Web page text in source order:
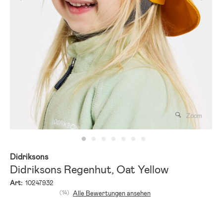
Zoom
Didriksons
Didriksons Regenhut, Oat Yellow
Art: 10247932
(14) Alle Bewertungen ansehen